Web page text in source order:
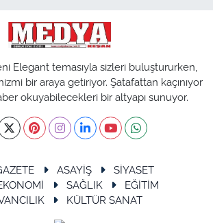
Elegant temasıyla sizleri buluştururken,
bir araya getiriyor. Şatafattan kaçınıyor
okuyabilecekleri bir altyapı sunuyor.
ASAYİŞ
SİYASET
SAĞLIK
EĞİTİM
KÜLTÜR SANAT